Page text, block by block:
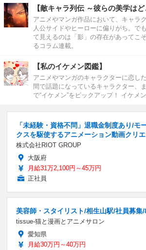
【敵キャラ列伝 ～彼らの美学はど
アニメやマンガ作品において、キャラ
人公サイドやヒーローに偏りがち。で
て見えるのは「影」の存在があってこ
るコラム連載。
【私のイケメン図鑑】
アニメやマンガのキャラクターに恋し
間で話題になっているキャラクター、
で“イケメン”をピックアップ！ イケメ
「未経験・資格不問」退職金制度あり/モ
クスを駆使するアニメーション動画クリ
株式会社RIOT GROUP
大阪府
月給31万2,100円～45万円
正社員
美容師・スタイリスト/相生山駅/社員募集
tissue-猫と漫画とアニメサロン
愛知県
月給30万円～40万円